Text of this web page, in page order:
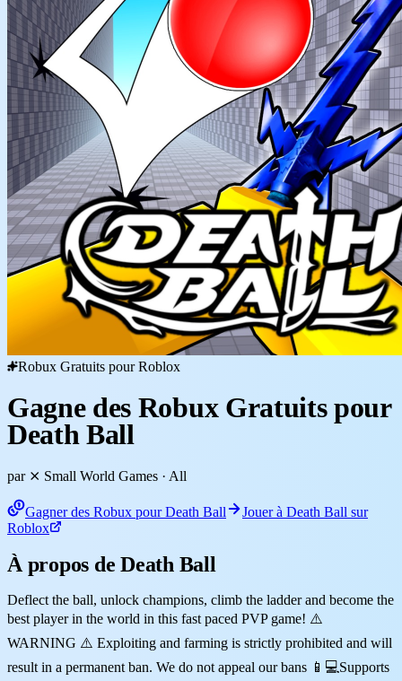
Robux Gratuits pour Roblox
Gagne des Robux Gratuits pour
Death Ball
par ⨯ Small World Games · All
Gagner des Robux pour Death Ball
Jouer à Death Ball sur
Roblox
À propos de Death Ball
Deflect the ball, unlock champions, climb the ladder and become the
best player in the world in this fast paced PVP game! ⚠️
WARNING ⚠️ Exploiting and farming is strictly prohibited and will
result in a permanent ban. We do not appeal our bans 📱💻Supports